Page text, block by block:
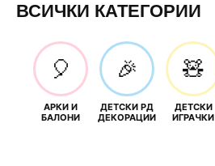
ВСИЧКИ КАТЕГОРИИ
🎈
АРКИ И
БАЛОНИ
🎉
ДЕТСКИ РД
ДЕКОРАЦИИ
🧸
ДЕТСКИ
ИГРАЧКИ